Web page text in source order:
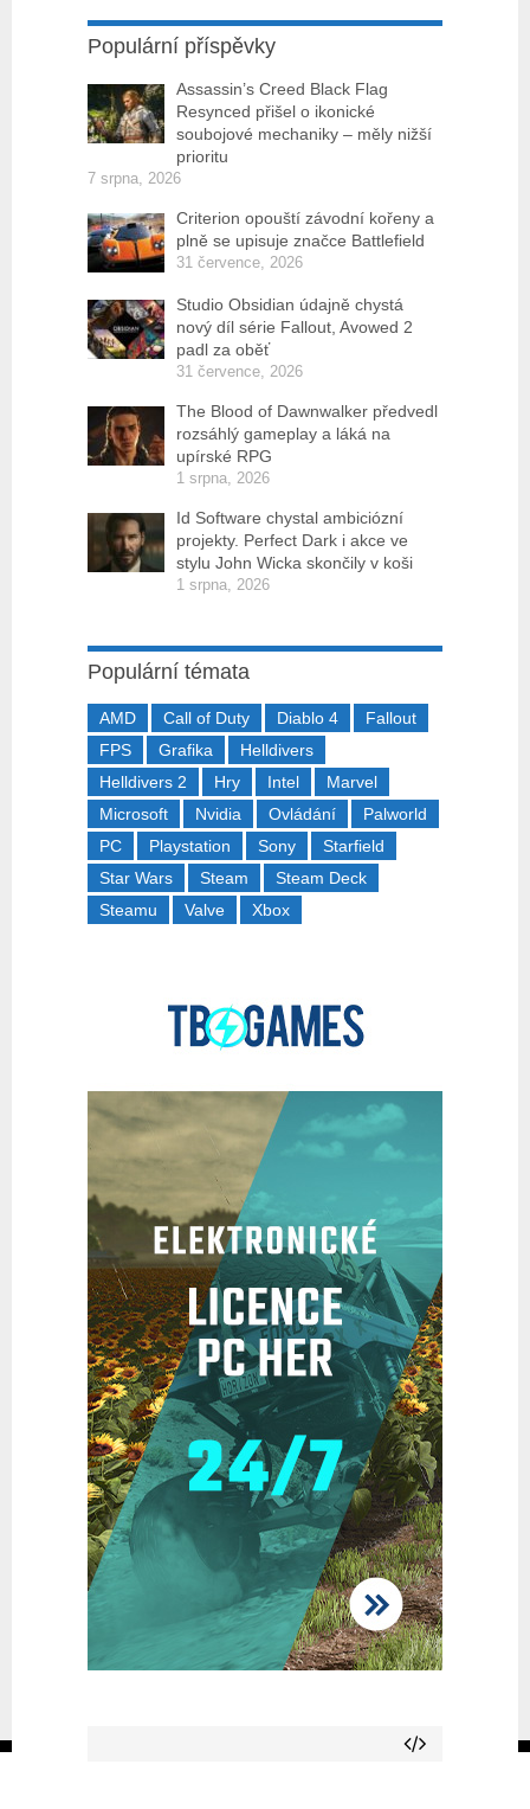
Populární příspěvky
Assassin’s Creed Black Flag
Resynced přišel o ikonické
soubojové mechaniky – měly nižší
prioritu
7 srpna, 2026
Criterion opouští závodní kořeny a
plně se upisuje značce Battlefield
31 července, 2026
Studio Obsidian údajně chystá
nový díl série Fallout, Avowed 2
padl za oběť
31 července, 2026
The Blood of Dawnwalker předvedl
rozsáhlý gameplay a láká na
upírské RPG
1 srpna, 2026
Id Software chystal ambiciózní
projekty. Perfect Dark i akce ve
stylu John Wicka skončily v koši
1 srpna, 2026
Populární témata
AMD Call of Duty Diablo 4
Fallout
FPS
Grafika
Helldivers
Helldivers 2
Hry Intel
Marvel
Microsoft
Nvidia Ovládání
Palworld
PC
Playstation Sony
Starfield
Star Wars
Steam
Steam Deck
Steamu
Valve Xbox